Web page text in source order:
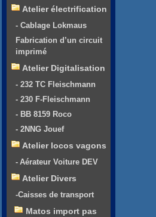
Atelier électrification
- Cablage Lokmaus
Fabrication d’un circuit
imprimé
Atelier Digitalisation
- 232 TC Fleischmann
- 230 F-Fleischmann
- BB 8159 Roco
- 2NNG Jouef
Atelier locos vagons
- Aérateur Voiture DEV
Atelier Divers
-Caisses de transport
Matos import pas